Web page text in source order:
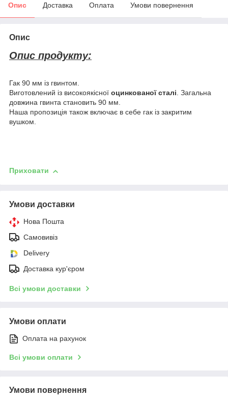
Опис Доставка Оплата Умови повернення
Опис
Опис продукту:
Гак 90 мм із гвинтом.
Виготовлений із високоякісної оцинкованої сталі. Загальна
довжина гвинта становить 90 мм.
Наша пропозиція також включає в себе гак із закритим
вушком.
Приховати
Умови доставки
Нова Пошта
Самовивіз
Delivery
Доставка кур'єром
Всі умови доставки
Умови оплати
Оплата на рахунок
Всі умови оплати
Умови повернення